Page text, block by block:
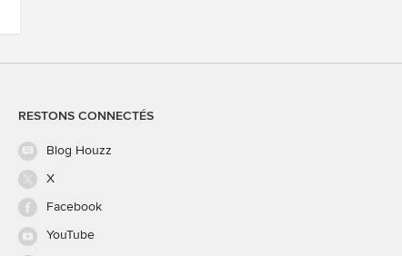
RESTONS CONNECTÉS
Blog Houzz
X
Facebook
YouTube